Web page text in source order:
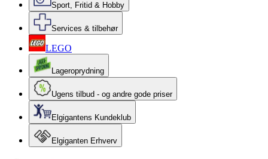
Sport, Fritid & Hobby
Services & tilbehør
LEGO
Lageroprydning
Ugens tilbud - og andre gode priser
Elgigantens Kundeklub
Elgiganten Erhverv